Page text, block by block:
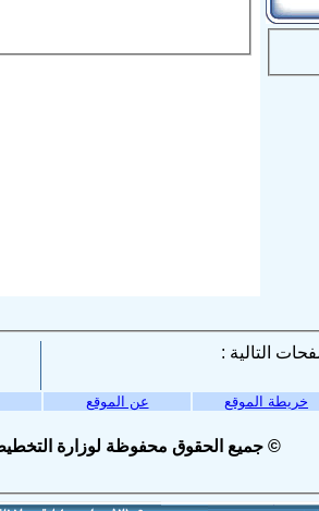
خريطة الموقع عن الموقع
© جميع الحقوق محفوظة لوزارة التخطيط